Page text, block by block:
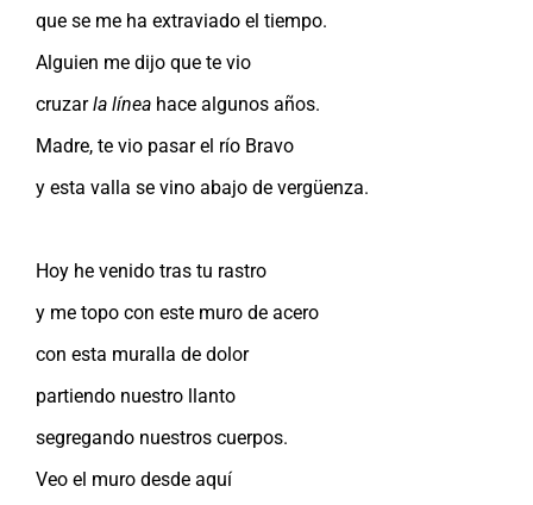
que se me ha extraviado el tiempo.
Alguien me dijo que te vio
cruzarla línea hace algunos años.
Madre, te vio pasar el río Bravo
y esta valla se vino abajo de vergüenza.
Hoy he venido tras tu rastro
y me topo con este muro de acero
con esta muralla de dolor
partiendo nuestro llanto
segregando nuestros cuerpos.
Veo el muro desde aquí